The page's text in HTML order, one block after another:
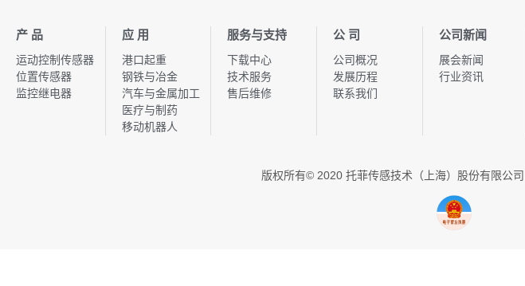
产 品
运动控制传感器
位置传感器
监控继电器
应 用
港口起重
钢铁与冶金
汽车与金属加工
医疗与制药
移动机器人
服务与支持
下载中心
技术服务
售后维修
公 司
公司概况
发展历程
联系我们
公司新闻
展会新闻
行业资讯
版权所有© 2020 托菲传感技术（上海）股份有限公司